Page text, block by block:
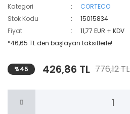
Kategori
CORTECO
Stok Kodu
15015834
Fiyat
11,77 EUR + KDV
*46,65 TL den başlayan taksitlerle!
%45 426,86 TL 776,12 TL